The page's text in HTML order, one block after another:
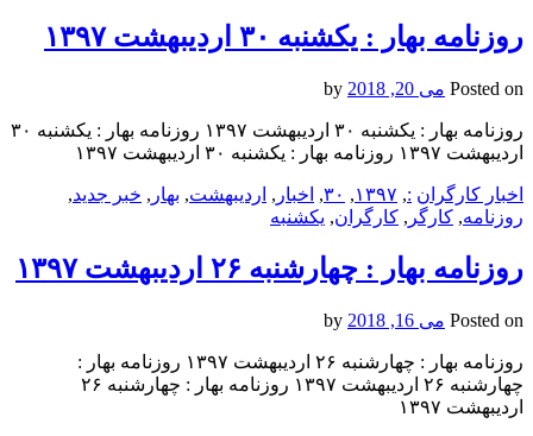
روزنامه بهار : یکشنبه‌ ۳۰ ارديبهشت ۱۳۹۷
Posted on می 20, 2018
روزنامه بهار : یکشنبه‌ ۳۰ ارديبهشت ۱۳۹۷ روزنامه بهار : یکشنبه‌ ۳۰
ارديبهشت ۱۳۹۷ روزنامه بهار : یکشنبه‌ ۳۰ ارديبهشت ۱۳۹۷
اخبار کارگران :
, ۱۳۹۷, ۳۰, اخبار , ارديبهشت, بهار , خبر جدید,
روزنامه, کارگر , کارگران, یکشنبه‌
روزنامه بهار : چهارشنبه ۲۶ ارديبهشت ۱۳۹۷
Posted on می 16, 2018
روزنامه بهار : چهارشنبه ۲۶ ارديبهشت ۱۳۹۷ روزنامه بهار :
چهارشنبه ۲۶ ارديبهشت ۱۳۹۷ روزنامه بهار : چهارشنبه ۲۶
ارديبهشت ۱۳۹۷